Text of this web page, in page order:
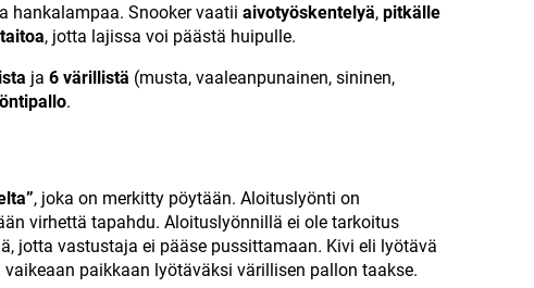
hankalampaa. Snooker vaatii aivotyöskentelyä, pitkälle
, jotta lajissa voi päästä huipulle.
ja 6 värillistä (musta, vaaleanpunainen, sininen,
.
, joka on merkitty pöytään. Aloituslyönti on
virhettä tapahdu. Aloituslyönnillä ei ole tarkoitus
jotta vastustaja ei pääse pussittamaan. Kivi eli lyötävä
paikkaan lyötäväksi värillisen pallon taakse.